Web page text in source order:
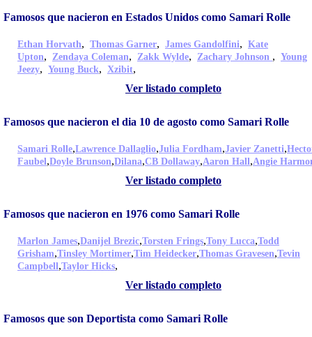
Famosos que nacieron en Estados Unidos como Samari Rolle
Ethan Horvath, Thomas Garner, James Gandolfini, Kate
Upton, Zendaya Coleman, Zakk Wylde, Zachary Johnson , Young
Jeezy, Young Buck, Xzibit,
Ver listado completo
Famosos que nacieron el dia 10 de agosto como Samari Rolle
Samari Rolle,Lawrence Dallaglio,Julia Fordham,Javier Zanetti,
Faubel,Doyle Brunson,Dilana,CB Dollaway,Aaron Hall,Angie
Ver listado completo
Famosos que nacieron en 1976 como Samari Rolle
Marlon James,Danijel Brezic,Torsten Frings,Tony Lucca,Todd
Grisham,Tinsley Mortimer,Tim Heidecker,Thomas Gravesen,Tevin
Campbell,Taylor Hicks,
Ver listado completo
Famosos que son Deportista como Samari Rolle